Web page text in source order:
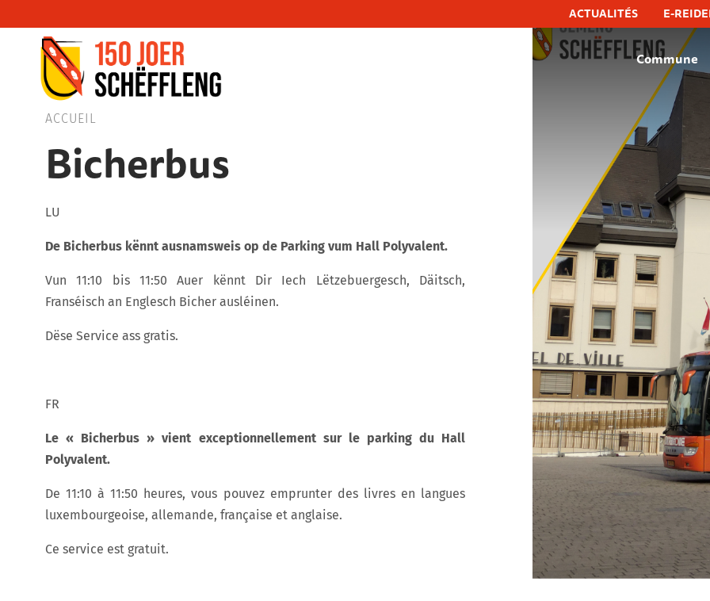
Schifflange, schifflange-logo, gemeng schëfflenge, commune de schifflange
ACTUALITÉS E-
Commune
ACCUEIL
Bicherbus
LU
De Bicherbus kënnt ausnamsweis op de Parking vum Hall Polyvalent.
Vun 11:10 bis 11:50 Auer kënnt Dir Iech Lëtzebuergesch, Däitsch,
Franséisch an Englesch Bicher ausléinen.
Dëse Service ass gratis.
FR
Le « Bicherbus » vient exceptionnellement sur le parking du Hall
Polyvalent.
De 11:10 à 11:50 heures, vous pouvez emprunter des livres en langues
luxembourgeoise, allemande, française et anglaise.
Ce service est gratuit.